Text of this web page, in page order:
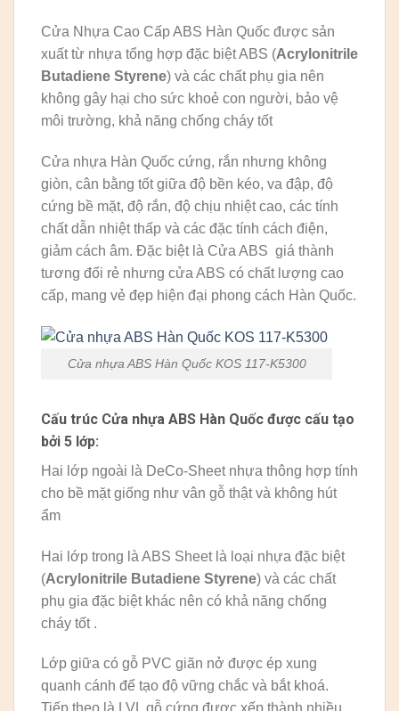
Cửa Nhựa Cao Cấp ABS Hàn Quốc được sản
xuất từ nhựa tổng hợp đặc biệt ABS (Acrylonitrile
Butadiene Styrene) và các chất phụ gia nên
không gây hại cho sức khoẻ con người, bảo vệ
môi trường, khả năng chống cháy tốt
Cửa nhựa Hàn Quốc cứng, rắn nhưng không
giòn, cân bằng tốt giữa độ bền kéo, va đập, độ
cứng bề mặt, độ rắn, độ chịu nhiệt cao, các tính
chất dẫn nhiệt thấp và các đặc tính cách điện,
giảm cách âm. Đặc biệt là Cửa ABS giá thành
tương đối rẻ nhưng cửa ABS có chất lượng cao
cấp, mang vẻ đẹp hiện đại phong cách Hàn Quốc.
Cửa nhựa ABS Hàn Quốc KOS 117-K5300
Cấu trúc Cửa nhựa ABS Hàn Quốc được cấu tạo
bởi 5 lớp:
Hai lớp ngoài là DeCo-Sheet nhựa thông hợp tính
cho bề mặt giống như vân gỗ thật và không hút
ẩm
Hai lớp trong là ABS Sheet là loại nhựa đặc biệt
(Acrylonitrile Butadiene Styrene) và các chất
phụ gia đặc biệt khác nên có khả năng chống
cháy tốt .
Lớp giữa có gỗ PVC giãn nở được ép xung
quanh cánh để tạo độ vững chắc và bắt khoá.